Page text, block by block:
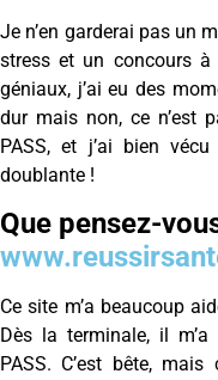
Je n’en garderai pas un
stress et un concours à
géniaux, j’ai eu des
dur mais non, ce n’est
PASS, et j’ai bien
doublante !
Que pensez-
Ce site m’a beaucoup
Dès la terminale, il
PASS. C’est bête,